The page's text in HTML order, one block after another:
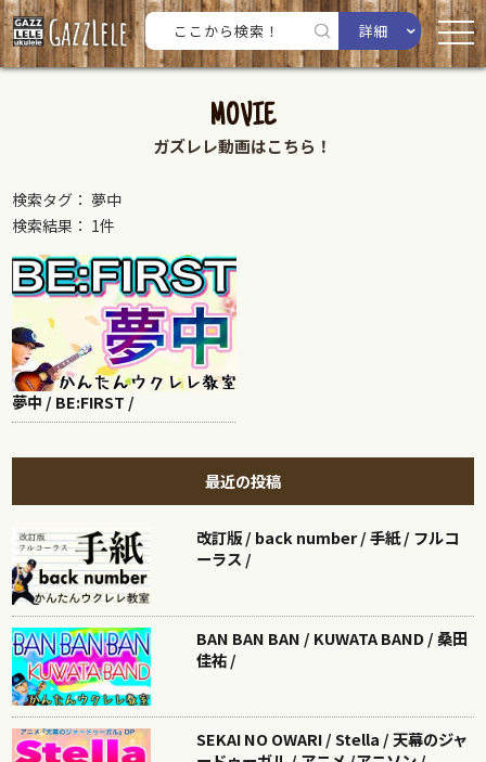
詳細
MOVIE
ガズレレ動画はこちら！
検索タグ： 夢中
検索結果： 1件
夢中 / BE:FIRST /
最近の投稿
改訂版 / back number / 手紙 / フルコ
ーラス /
BAN BAN BAN / KUWATA BAND / 桑田
佳祐 /
SEKAI NO OWARI / Stella / 天幕のジャ